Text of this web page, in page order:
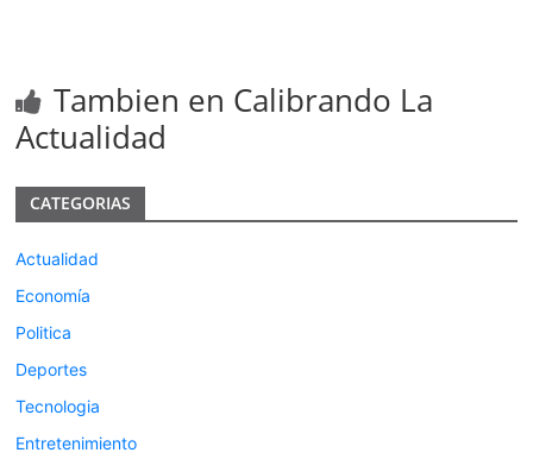
Tambien en Calibrando La
Actualidad
CATEGORIAS
Actualidad
Economía
Politica
Deportes
Tecnologia
Entretenimiento